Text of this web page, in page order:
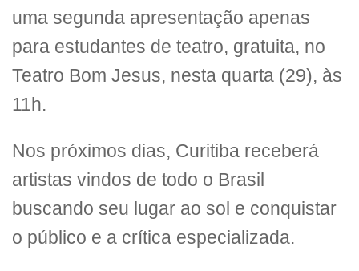
uma segunda apresentação apenas
para estudantes de teatro, gratuita, no
Teatro Bom Jesus, nesta quarta (29), às
11h.
Nos próximos dias, Curitiba receberá
artistas vindos de todo o Brasil
buscando seu lugar ao sol e conquistar
o público e a crítica especializada.